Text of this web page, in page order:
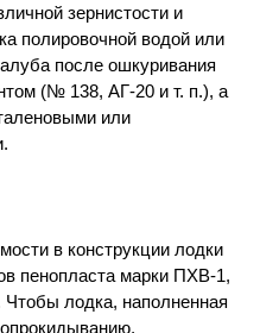
зернистости и
полировочной водой или
после ошкуривания
(№ 138, АГ-20 и т. п.), а
или
в конструкции лодки
пенопласта марки ПХВ-1,
Чтобы лодка, наполненная